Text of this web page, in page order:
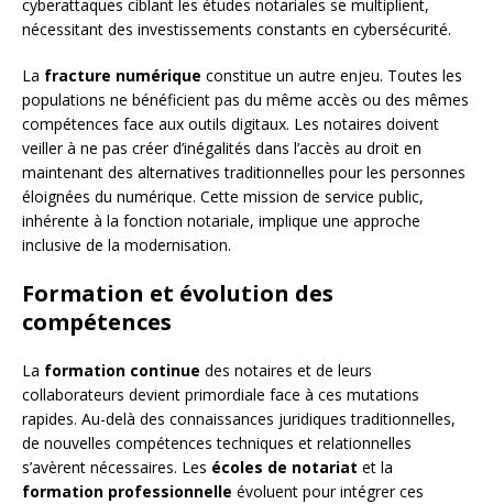
cyberattaques ciblant les études notariales se multiplient,
nécessitant des investissements constants en cybersécurité.
La fracture numérique constitue un autre enjeu. Toutes les
populations ne bénéficient pas du même accès ou des mêmes
compétences face aux outils digitaux. Les notaires doivent
veiller à ne pas créer d’inégalités dans l’accès au droit en
maintenant des alternatives traditionnelles pour les personnes
éloignées du numérique. Cette mission de service public,
inhérente à la fonction notariale, implique une approche
inclusive de la modernisation.
Formation et évolution des
compétences
La formation continue des notaires et de leurs
collaborateurs devient primordiale face à ces mutations
rapides. Au-delà des connaissances juridiques traditionnelles,
de nouvelles compétences techniques et relationnelles
s’avèrent nécessaires. Les écoles de notariat et la
formation professionnelle évoluent pour intégrer ces